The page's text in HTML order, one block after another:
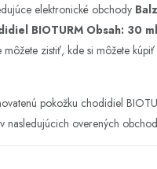
elektronické obchody
BIOTURM Obsah: 30 ml
môžete zistiť, kde si môžete
pokožku chodidiel
nasledujúcich overených